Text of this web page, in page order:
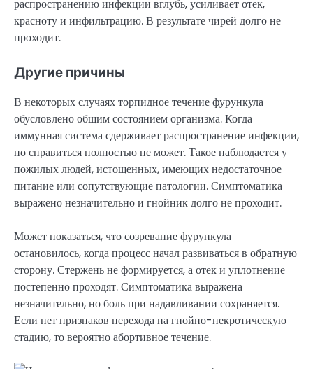
распространению инфекции вглубь, усиливает отек,
красноту и инфильтрацию. В результате чирей долго не
проходит.
Другие причины
В некоторых случаях торпидное течение фурункула
обусловлено общим состоянием организма. Когда
иммунная система сдерживает распространение инфекции,
но справиться полностью не может. Такое наблюдается у
пожилых людей, истощенных, имеющих недостаточное
питание или сопутствующие патологии. Симптоматика
выражено незначительно и гнойник долго не проходит.
Может показаться, что созревание фурункула
остановилось, когда процесс начал развиваться в обратную
сторону. Стержень не формируется, а отек и уплотнение
постепенно проходят. Симптоматика выражена
незначительно, но боль при надавливании сохраняется.
Если нет признаков перехода на гнойно-некротическую
стадию, то вероятно абортивное течение.